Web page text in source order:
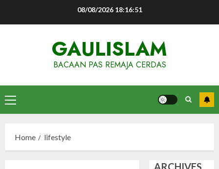
08/08/2026 18:16:52
GAULISLAM
BACAAN PAS REMAJA CERDAS
Primary
Menu
Home lifestyle
ARCHIVES